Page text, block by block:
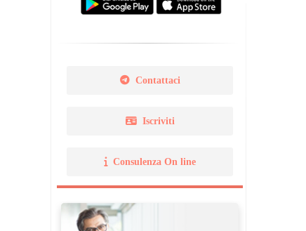
Contattaci
Iscriviti
Consulenza On line